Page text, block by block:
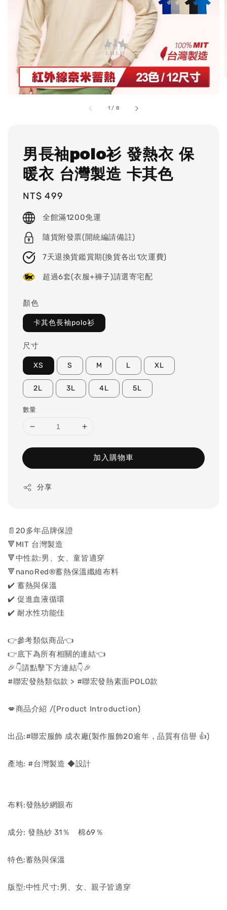
1 / 8
男長袖polo衫 發熱衣 保
暖衣 台灣製造 卡其色
Regular
price
NT$ 499
全館滿1200免運
隨貨附發票(開統編請備註)
7天退換貨鑑賞期(換貨各出1次運費)
超過6套(衣服+褲子)請選寄宅配
顏色
卡其色長袖polo衫
尺寸
XS S M L XL
2L 3L 4L 5L
數量
加入購物車
分享
📄20多年品牌保證
🔻MIT 台灣製造
🔻中性款:男、女、童皆適穿
🔻nanoRed®蓄熱保溫纖維布料
✔️ 蓄熱與保溫
✔️ 促進血液循環
✔️ 耐水性功能佳
👉參考類似商品👈
👉底下為所有相關的連結👈
🎉👇請點擊下方連結👇🎉
#聯宏發熱類似款 > #聯宏發熱素面POLO款
💋商品介紹 /(Product Introduction)
出品:#聯宏服飾 成衣廠(製作服飾20逾年，品質有信譽 👍)
產地: #台灣製造 ◆設計
布料:發熱紗網眼布
成分: 發熱紗 31％ 棉69％
特色:蓄熱與保溫
版型:中性尺寸:男、女、親子皆適穿